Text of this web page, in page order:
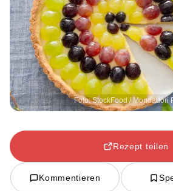
Foto: StockFood / Mondadori
Rezept teilen
Kommentieren